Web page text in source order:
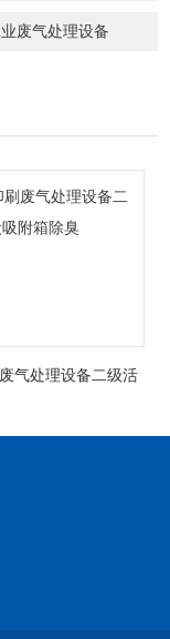
废气处理设备
气处理设备二级活